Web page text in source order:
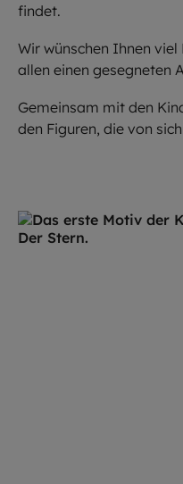
findet.
Wir wünschen Ihnen
allen einen gesegneten
Gemeinsam mit den
den Figuren, die von